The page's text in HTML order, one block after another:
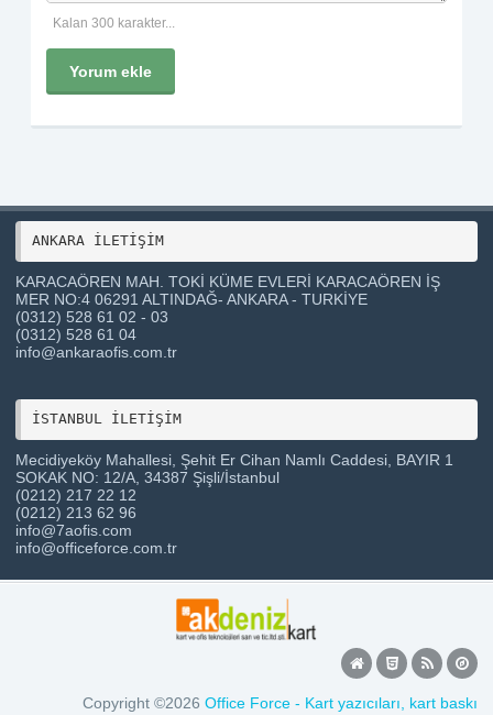
Kalan 300 karakter...
Yorum ekle
ANKARA İLETİŞİM
KARACAÖREN MAH. TOKİ KÜME EVLERİ KARACAÖREN İŞ
MER NO:4 06291 ALTINDAĞ- ANKARA - TURKİYE
(0312) 528 61 02 - 03
(0312) 528 61 04
info@ankaraofis.com.tr
Mecidiyeköy Mahallesi, Şehit Er Cihan Namlı Caddesi, BAYIR 1
SOKAK NO: 12/A, 34387 Şişli/İstanbul
(0212) 217 22 12
(0212) 213 62 96
info@7aofis.com
info@officeforce.com.tr
Copyright ©2026 Office Force - Kart yazıcıları, kart baskı